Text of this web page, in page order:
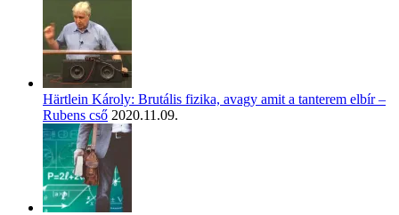
Härtlein Károly: Brutális fizika, avagy amit a tanterem elbír –
Rubens cső 2020.11.09.